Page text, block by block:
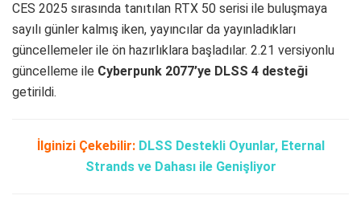
CES 2025 sırasında tanıtılan RTX 50 serisi ile buluşmaya
sayılı günler kalmış iken, yayıncılar da yayınladıkları
güncellemeler ile ön hazırlıklara başladılar. 2.21 versiyonlu
güncelleme ile Cyberpunk 2077’ye DLSS 4 desteği
getirildi.
İlginizi Çekebilir: DLSS Destekli Oyunlar, Eternal
Strands ve Dahası ile Genişliyor